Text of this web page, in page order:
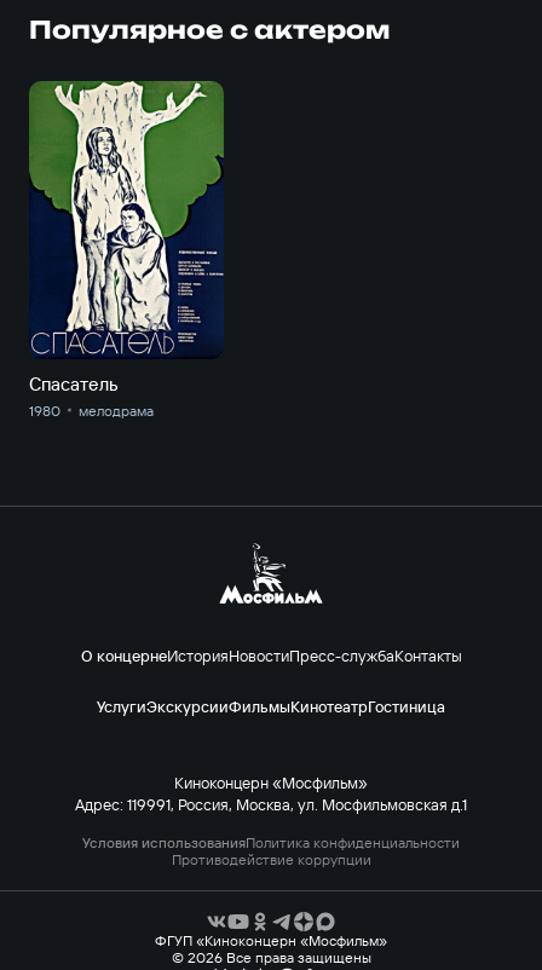
Популярное с актером
Спасатель
1980 мелодрама
О концернеИсторияНовостиПресс-службаКонтакты
УслугиЭкскурсииФильмыКинотеатрГостиница
Киноконцерн «Мосфильм»
Адрес: 119991, Россия, Москва, ул. Мосфильмовская д.1
Условия использованияПолитика конфиденциальности
Противодействие коррупции
ФГУП «Киноконцерн «Мосфильм»
© 2026 Все права защищены